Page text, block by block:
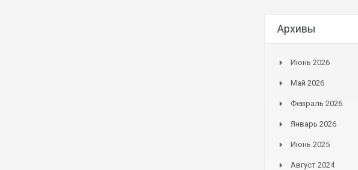
Архивы
Июнь 2026
Май 2026
Февраль 2026
Январь 2026
Июнь 2025
Август 2024